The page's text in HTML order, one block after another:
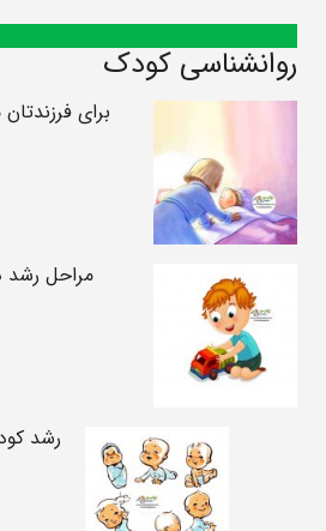
روانشناسی کودک
برای
مراحل رشد
رشد